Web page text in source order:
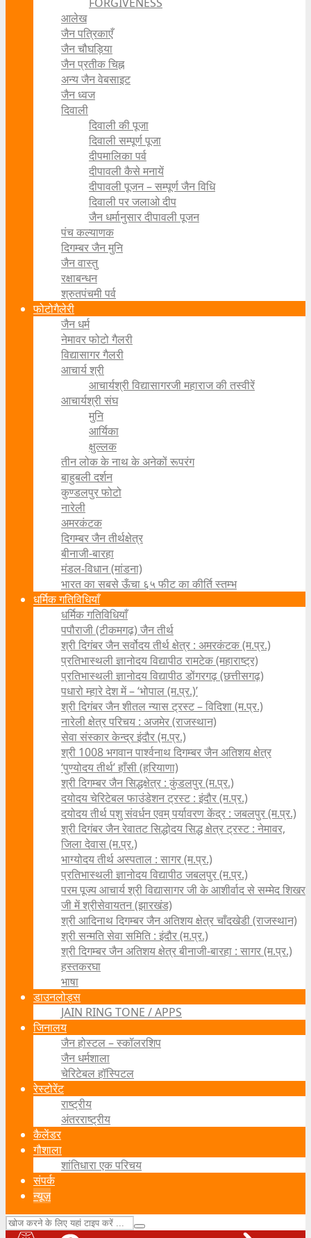
आलेख
जैन पत्रिकाएँ
जैन चौघड़िया
जैन प्रतीक चिह्न
अन्य जैन वेबसाइट
जैन ध्वज
दिवाली
दिवाली की पूजा
दिवाली सम्पूर्ण पूजा
दीपमालिका पर्व
दीपावली कैसे मनायें
दीपावली पूजन – सम्पूर्ण जैन विधि
दिवाली पर जलाओ दीप
जैन धर्मानुसार दीपावली पूजन
पंच कल्याणक
दिगम्बर जैन मुनि
जैन वास्तु
रक्षाबन्धन
श्रुतपंचमी पर्व
फोटोगैलेरी
जैन धर्म
नेमावर फोटो गैलरी
विद्यासागर गैलरी
आचार्य श्री
आचार्यश्री विद्यासागरजी महाराज की तस्वीरें
आचार्यश्री संघ
मुनि
आर्यिका
क्षुल्लक
तीन लोक के नाथ के अनेकों रूपरंग
बाहुबली दर्शन
कुण्डलपुर फोटो
नारेली
अमरकंटक
दिगम्बर जैन तीर्थक्षेत्र
बीनाजी-बारहा
मंडल-विधान (मांडना)
भारत का सबसे ऊँचा ६५ फीट का कीर्ति स्तम्भ
धर्मिक गतिविधियाँ
धर्मिक गतिविधियाँ
पपौराजी (टीकमगढ़) जैन तीर्थ
श्री दिगंबर जैन सर्वोदय तीर्थ क्षेत्र : अमरकंटक (म.प्र.)
प्रतिभास्थली ज्ञानोदय विद्यापीठ रामटेक (महाराष्ट्र)
प्रतिभास्थली ज्ञानोदय विद्यापीठ डोंगरगढ़ (छत्तीसगढ़)
पधारो म्हारे देश में – ‘भोपाल (म.प्र.)’
श्री दिगंबर जैन शीतल न्यास ट्रस्ट – विदिशा (म.प्र.)
नारेली क्षेत्र परिचय : अजमेर (राजस्थान)
सेवा संस्कार केन्द्र इंदौर (म.प्र.)
श्री 1008 भगवान पार्श्वनाथ दिगम्बर जैन अतिशय क्षे‍त्र
‘पुण्योदय तीर्थ’ हाँसी (हरियाणा)
श्री दिगम्बर जैन सिद्धक्षेत्र : कुंडलपुर (म.प्र.)
दयोदय चेरिटेबल फाउंडेशन ट्रस्ट : इंदौर (म.प्र.)
दयोदय तीर्थ पशु संवर्धन एवम्‌ पर्यावरण केंद्र : जबलपुर (म.प्र.)
श्री दिगंबर जैन रेवातट सिद्धोदय सिद्ध क्षेत्र ट्रस्ट : नेमावर,
जिला देवास (म.प्र.)
भाग्योदय तीर्थ अस्पताल : सागर (म.प्र.)
प्रतिभास्थली ज्ञानोदय विद्यापीठ जबलपुर (म.प्र.)
परम पूज्य आचार्य श्री विद्यासागर जी के आशीर्वाद से सम्मेद शिखर
जी में श्रीसेवायतन (झारखंड)
श्री आदिनाथ दिगम्बर जैन अतिशय क्षेत्र चाँदखेडी (राजस्थान)
श्री सन्मति सेवा समिति : इंदौर (म.प्र.)
श्री दिगम्बर जैन अतिशय क्षेत्र बीनाजी-बारहा : सागर (म.प्र.)
हस्तकरघा
भाषा
डाउनलोड्स
JAIN RING TONE / APPS
जिनालय
जैन होस्टल – स्कॉलरशिप
जैन धर्मशाला
चेरिटेबल हॉस्पिटल
रेस्टोरेंट
राष्ट्रीय
अंतरराष्ट्रीय
कैलेंडर
गौशाला
शांतिधारा एक परिचय
संपर्क
न्यूज़